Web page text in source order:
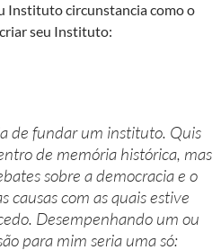
Instituto circunstancia como o
seu Instituto:
de fundar um instituto. Quis
de memória histórica, mas
sobre a democracia e o
causas com as quais estive
Desempenhando um ou
para mim seria uma só: